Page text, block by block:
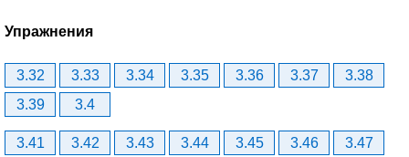
Упражнения
3.32 3.33 3.34 3.35 3.36 3.37
3.38
3.39
3.4
3.41 3.42 3.43 3.44 3.45 3.46
3.47